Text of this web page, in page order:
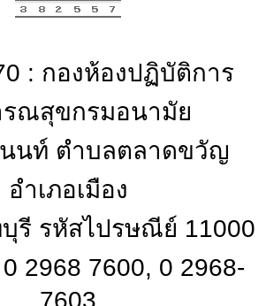
: กองห้องปฏิบัติการ
รณสุขกรมอนามัย
นท์ ตำบลตลาดขวัญ
อำเภอเมือง
รี รหัสไปรษณีย์ 11000
2968 7600, 0 2968-